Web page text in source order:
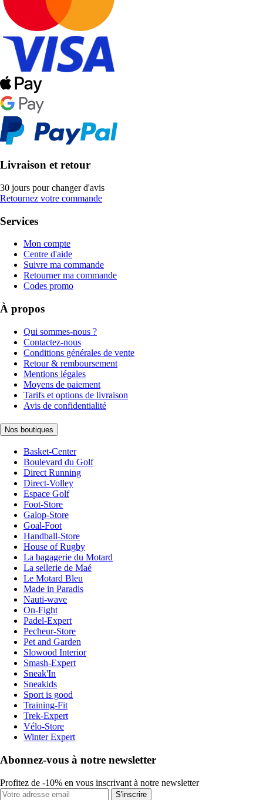
Livraison et retour
30 jours pour changer d'avis
Retournez votre commande
Services
Mon compte
Centre d'aide
Suivre ma commande
Retourner ma commande
Codes promo
À propos
Qui sommes-nous ?
Contactez-nous
Conditions générales de vente
Retour & remboursement
Mentions légales
Moyens de paiement
Tarifs et options de livraison
Avis de confidentialité
Nos boutiques
Basket-Center
Boulevard du Golf
Direct Running
Direct-Volley
Espace Golf
Foot-Store
Galop-Store
Goal-Foot
Handball-Store
House of Rugby
La bagagerie du Motard
La sellerie de Maé
Le Motard Bleu
Made in Paradis
Nauti-wave
On-Fight
Padel-Expert
Pecheur-Store
Pet and Garden
Slowood Interior
Smash-Expert
Sneak'In
Sneakids
Sport is good
Training-Fit
Trek-Expert
Vélo-Store
Winter Expert
Abonnez-vous à notre newsletter
Profitez de -10% en vous inscrivant à notre newsletter
S'inscrire